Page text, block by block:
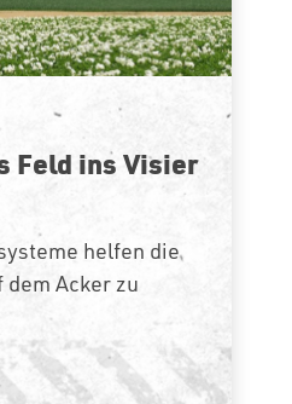
Feld ins Visier
helfen die
Acker zu